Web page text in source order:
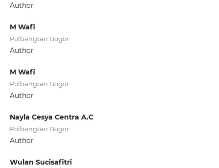
Author
M Wafi
Polbangtan Bogor
Author
M Wafi
Polbangtan Bogor
Author
Nayla Cesya Centra A.C
Polbangtan Bogor
Author
Wulan Sucisafitri